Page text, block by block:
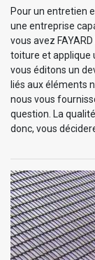
Pour un entretien
une entreprise
vous avez
toiture et applique
vous éditons un
liés aux éléments
nous vous
question. La
donc, vous